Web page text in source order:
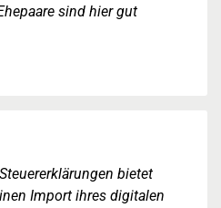
sind hier gut
bietet
Import ihres digitalen